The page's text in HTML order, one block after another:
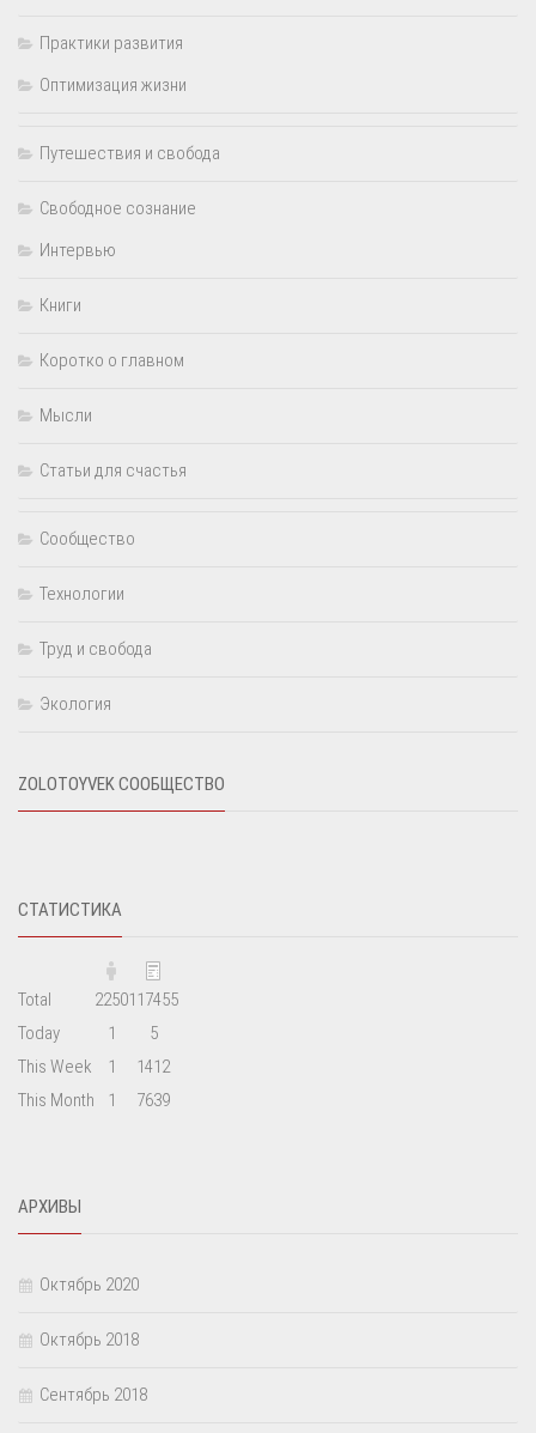
Практики развития
Оптимизация жизни
Путешествия и свобода
Свободное сознание
Интервью
Книги
Коротко о главном
Мысли
Статьи для счастья
Сообщество
Технологии
Труд и свобода
Экология
ZOLOTOYVEK СООБЩЕСТВО
СТАТИСТИКА
Total 2250117455
Today
1
5
This Week
1
1412
This Month
1 7639
АРХИВЫ
Октябрь 2020
Октябрь 2018
Сентябрь 2018